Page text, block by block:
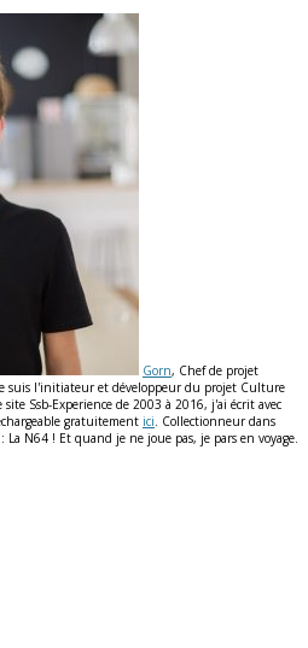
Gorn, Chef de projet
suis l'initiateur et développeur du projet Culture
Ssb-Experience de 2003 à 2016, j'ai écrit avec
gratuitement ici . Collectionneur dans
N64 ! Et quand je ne joue pas, je pars en voyage.